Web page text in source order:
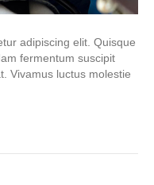
adipiscing elit. Quisque
fermentum suscipit
Vivamus luctus molestie